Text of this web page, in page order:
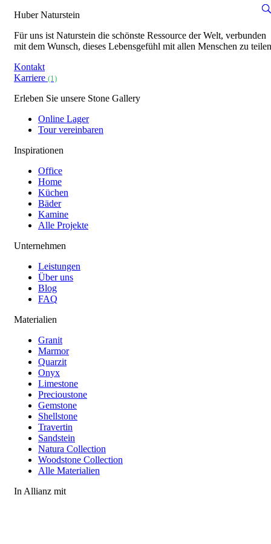
Huber Naturstein
Für uns ist Naturstein die schönste Ressource der Welt, verbunden
mit dem Wunsch, dieses Lebensgefühl mit allen Menschen zu
Kontakt
Karriere (1)
Erleben Sie unsere Stone Gallery
Online Lager
Tour vereinbaren
Inspirationen
Office
Home
Küchen
Bäder
Kamine
Alle Projekte
Unternehmen
Leistungen
Über uns
Blog
FAQ
Materialien
Granit
Marmor
Quarzit
Onyx
Limestone
Precioustone
Gemstone
Shellstone
Travertin
Sandstein
Natura Collection
Woodstone Collection
Alle Materialien
In Allianz mit